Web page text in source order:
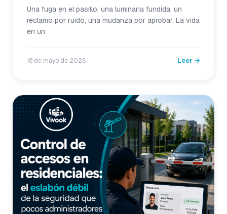
Una fuga en el pasillo, una luminaria fundida, un
reclamo por ruido, una mudanza por aprobar. La vida
en un
18 de mayo de 2026 Leer →